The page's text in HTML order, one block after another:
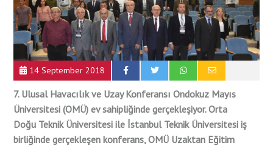
14 September 2018
7. Ulusal Havacılık ve Uzay Konferansı Ondokuz Mayıs
Üniversitesi (OMÜ) ev sahipliğinde gerçekleşiyor. Orta
Doğu Teknik Üniversitesi ile İstanbul Teknik Üniversitesi iş
birliğinde gerçekleşen konferans, OMÜ Uzaktan Eğitim